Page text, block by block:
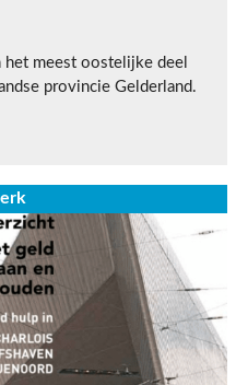
meest oostelijke deel
provincie Gelderland.